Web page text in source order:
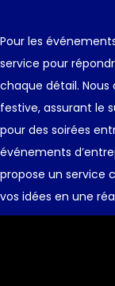
Pour les
service pour
chaque détail.
festive, assurant le
pour des soirées
événements
propose un service
vos idées en une